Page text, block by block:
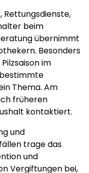
beim
übernimmt
Besonders
im
Thema. Am
früheren
kontaktiert.
und
trage das
und
Vergiftungen bei,